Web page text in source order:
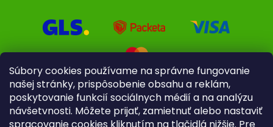
Súbory cookies používame na správne fungovanie
našej stránky, prispôsobenie obsahu a reklám,
poskytovanie funkcií sociálnych médií a na analýzu
návšetvnosti. Môžete prijať, zamietnuť alebo nastaviť